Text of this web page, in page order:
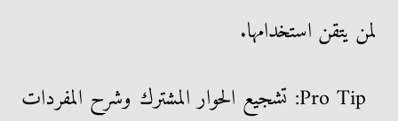
لمن يتقن استخدامها.
Pro Tip: تشجيع الحوار المشترك وشرح المفردات